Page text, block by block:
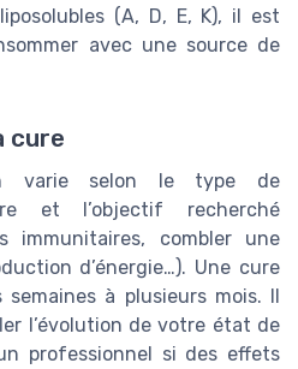
(A, D, E, K), il est
avec une source de
cure
varie selon le type de
et l’objectif recherché
immunitaires, combler une
d’énergie…). Une cure
à plusieurs mois. Il
l’évolution de votre état de
professionnel si des effets